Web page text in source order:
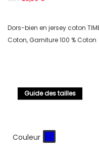
Dors-bien en jersey coton
Coton, Garniture 100 % Coton
Guide des tailles
Couleur